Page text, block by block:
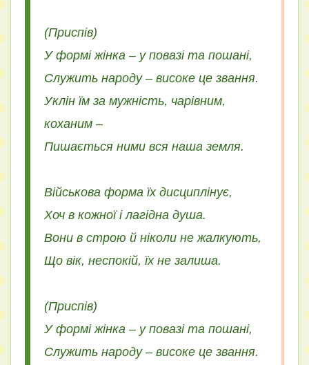
(Приспів)
У формі жінка – у повазі та пошані,
Служить народу – високе це звання.
Уклін їм за мужність, чарівним,
коханим –
Пишається ними вся наша земля.
Військова форма їх дисциплінує,
Хоч в кожної і лагідна душа.
Вони в строю й ніколи не жалкують,
Що вік, неспокій, їх не залиша.
(Приспів)
У формі жінка – у повазі та пошані,
Служить народу – високе це звання.